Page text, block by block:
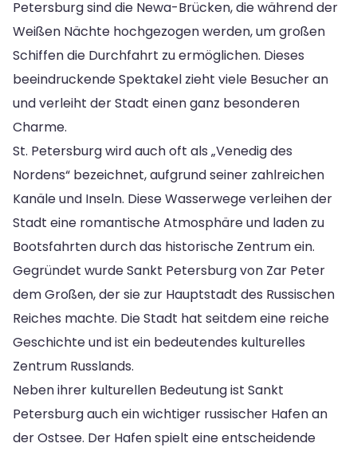
Petersburg sind die Newa-Brücken, die während der
Weißen Nächte hochgezogen werden, um großen
Schiffen die Durchfahrt zu ermöglichen. Dieses
beeindruckende Spektakel zieht viele Besucher an
und verleiht der Stadt einen ganz besonderen
Charme.
St. Petersburg wird auch oft als „Venedig des
Nordens“ bezeichnet, aufgrund seiner zahlreichen
Kanäle und Inseln. Diese Wasserwege verleihen der
Stadt eine romantische Atmosphäre und laden zu
Bootsfahrten durch das historische Zentrum ein.
Gegründet wurde Sankt Petersburg von Zar Peter
dem Großen, der sie zur Hauptstadt des Russischen
Reiches machte. Die Stadt hat seitdem eine reiche
Geschichte und ist ein bedeutendes kulturelles
Zentrum Russlands.
Neben ihrer kulturellen Bedeutung ist Sankt
Petersburg auch ein wichtiger russischer Hafen an
der Ostsee. Der Hafen spielt eine entscheidende